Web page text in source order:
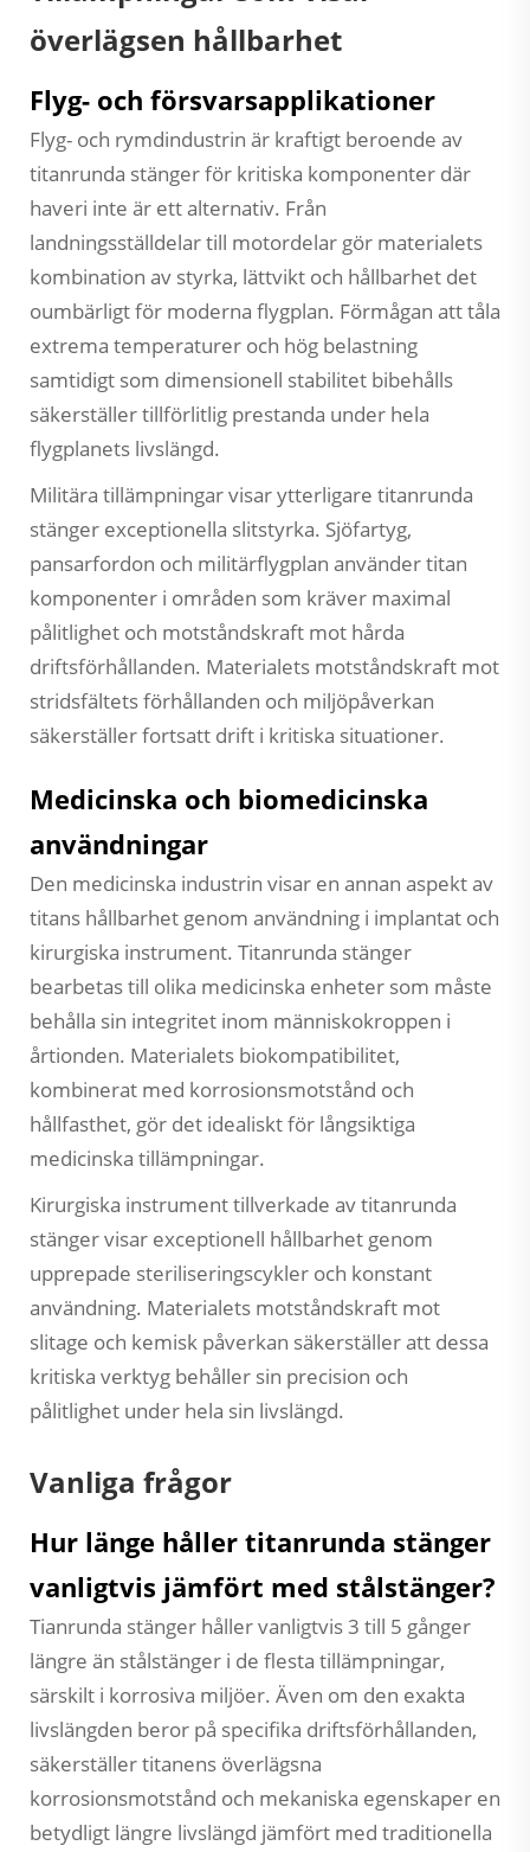
överlägsen hållbarhet
Flyg- och försvarsapplikationer
Flyg- och rymdindustrin är kraftigt beroende av
titanrunda stänger för kritiska komponenter där
haveri inte är ett alternativ. Från
landningsställdelar till motordelar gör materialets
kombination av styrka, lättvikt och hållbarhet det
oumbärligt för moderna flygplan. Förmågan att tåla
extrema temperaturer och hög belastning
samtidigt som dimensionell stabilitet bibehålls
säkerställer tillförlitlig prestanda under hela
flygplanets livslängd.
Militära tillämpningar visar ytterligare titanrunda
stänger exceptionella slitstyrka. Sjöfartyg,
pansarfordon och militärflygplan använder titan
komponenter i områden som kräver maximal
pålitlighet och motståndskraft mot hårda
driftsförhållanden. Materialets motståndskraft mot
stridsfältets förhållanden och miljöpåverkan
säkerställer fortsatt drift i kritiska situationer.
Medicinska och biomedicinska
användningar
Den medicinska industrin visar en annan aspekt av
titans hållbarhet genom användning i implantat och
kirurgiska instrument. Titanrunda stänger
bearbetas till olika medicinska enheter som måste
behålla sin integritet inom människokroppen i
årtionden. Materialets biokompatibilitet,
kombinerat med korrosionsmotstånd och
hållfasthet, gör det idealiskt för långsiktiga
medicinska tillämpningar.
Kirurgiska instrument tillverkade av titanrunda
stänger visar exceptionell hållbarhet genom
upprepade steriliseringscykler och konstant
användning. Materialets motståndskraft mot
slitage och kemisk påverkan säkerställer att dessa
kritiska verktyg behåller sin precision och
pålitlighet under hela sin livslängd.
Vanliga frågor
Hur länge håller titanrunda stänger
vanligtvis jämfört med stålstänger?
Tianrunda stänger håller vanligtvis 3 till 5 gånger
längre än stålstänger i de flesta tillämpningar,
särskilt i korrosiva miljöer. Även om den exakta
livslängden beror på specifika driftsförhållanden,
säkerställer titanens överlägsna
korrosionsmotstånd och mekaniska egenskaper en
betydligt längre livslängd jämfört med traditionella